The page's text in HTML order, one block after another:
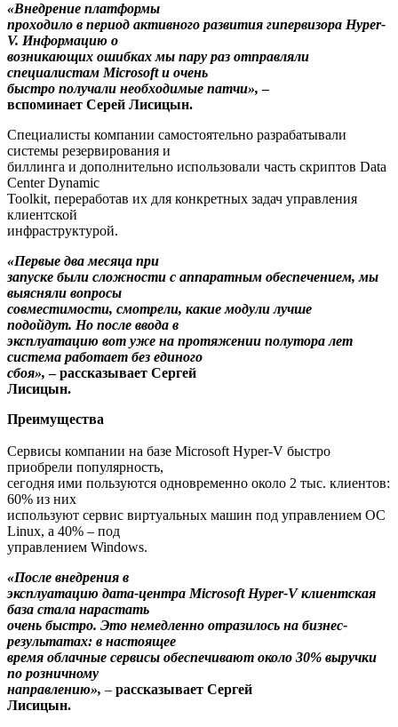
«Внедрение платформы
проходило в период активного развития гипервизора Hyper-
V. Информацию о
возникающих ошибках мы пару раз отправляли
специалистам Microsoft и очень
быстро получали необходимые патчи», –
вспоминает Серей Лисицын.
Специалисты компании самостоятельно разрабатывали
системы резервирования и
биллинга и дополнительно использовали часть скриптов Data
Center Dynamic
Toolkit, переработав их для конкретных задач управления
клиентской
инфраструктурой.
«Первые два месяца при
запуске были сложности с аппаратным обеспечением, мы
выясняли вопросы
совместимости, смотрели, какие модули лучше
подойдут. Но после ввода в
эксплуатацию вот уже на протяжении полутора лет
система работает без единого
сбоя», – рассказывает Сергей
Лисицын.
Преимущества
Сервисы компании на базе Microsoft Hyper-V быстро
приобрели популярность,
сегодня ими пользуются одновременно около 2 тыс. клиентов:
60% из них
используют сервис виртуальных машин под управлением OC
Linux, а 40% – под
управлением Windows.
«После внедрения в
эксплуатацию дата-центра Microsoft Hyper-V клиентская
база стала нарастать
очень быстро. Это немедленно отразилось на бизнес-
результатах: в настоящее
время облачные сервисы обеспечивают около 30% выручки
по розничному
направлению», – рассказывает Сергей
Лисицын.